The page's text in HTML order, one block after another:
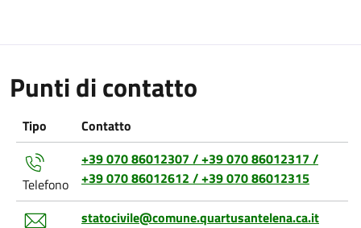
Punti di contatto
Tipo Contatto
Telefono
+39 070 86012307 / +39 070 86012317 /
+39 070 86012612 / +39 070 86012315
statocivile@comune.quartusantelena.ca.it